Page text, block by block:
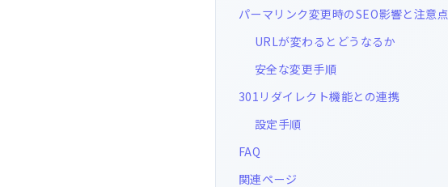
パーマリンク変更時のSEO影響と注意点
URLが変わるとどうなるか
安全な変更手順
301リダイレクト機能との連携
設定手順
FAQ
関連ページ